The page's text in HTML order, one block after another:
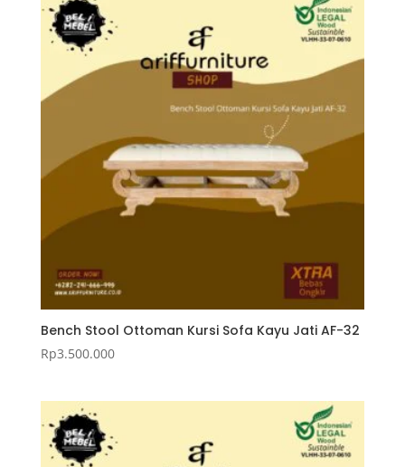
Bench Stool Ottoman Kursi Sofa Kayu Jati AF-32
Rp3.500.000